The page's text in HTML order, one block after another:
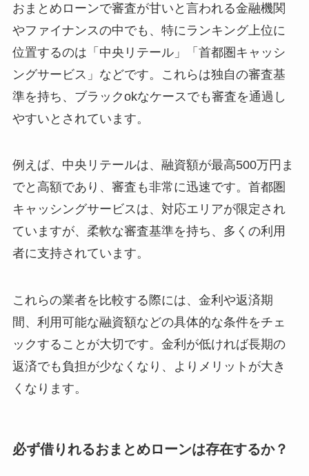
おまとめローンで審査が甘いと言われる金融機関
やファイナンスの中でも、特にランキング上位に
位置するのは「中央リテール」「首都圏キャッシ
ングサービス」などです。これらは独自の審査基
準を持ち、ブラックokなケースでも審査を通過し
やすいとされています。
例えば、中央リテールは、融資額が最高500万円ま
でと高額であり、審査も非常に迅速です。首都圏
キャッシングサービスは、対応エリアが限定され
ていますが、柔軟な審査基準を持ち、多くの利用
者に支持されています。
これらの業者を比較する際には、金利や返済期
間、利用可能な融資額などの具体的な条件をチェ
ックすることが大切です。金利が低ければ長期の
返済でも負担が少なくなり、よりメリットが大き
くなります。
必ず借りれるおまとめローンは存在するか？